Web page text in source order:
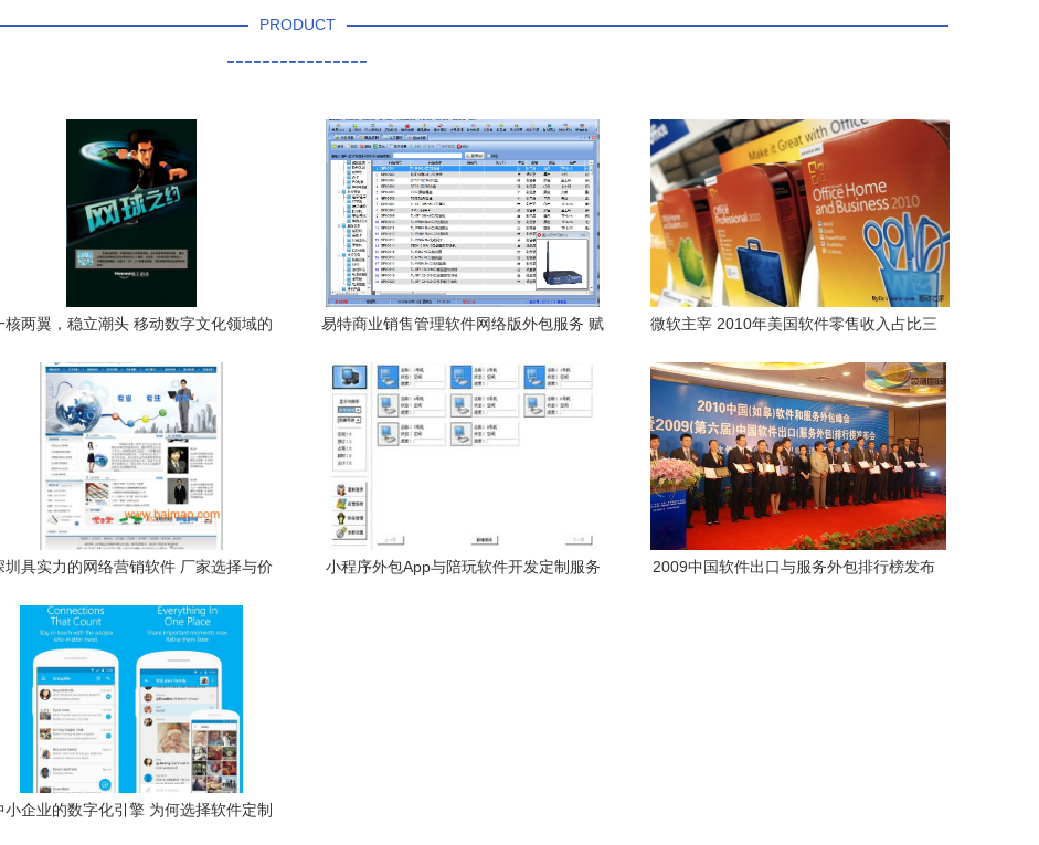
PRODUCT
----------------
核两翼，稳立潮头 移动数字文化领域的
易特商业销售管理软件网络版外包服务 赋
微软主宰 2010年美国软件零售收入占比三
圳具实力的网络营销软件 厂家选择与价
小程序外包App与陪玩软件开发定制服务
2009中国软件出口与服务外包排行榜发布
小企业的数字化引擎 为何选择软件定制